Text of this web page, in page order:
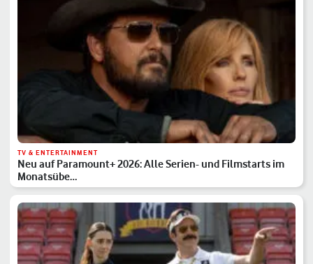
TV & ENTERTAINMENT
Neu auf Paramount+ 2026: Alle Serien- und Filmstarts im
Monatsübe…